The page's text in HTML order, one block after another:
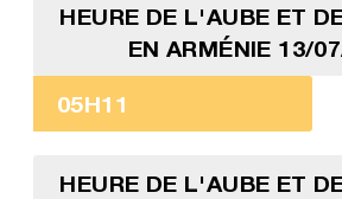
HEURE DE L'AUBE ET
EN ARMÉNIE 13/
05H11
HEURE DE L'AUBE ET